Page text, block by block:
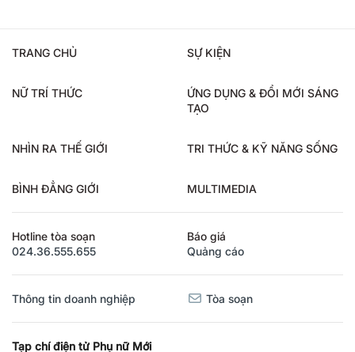
TRANG CHỦ SỰ KIỆN
NỮ TRÍ THỨC
ỨNG DỤNG & ĐỔI MỚI SÁNG
TẠO
NHÌN RA THẾ GIỚI TRI THỨC & KỸ NĂNG SỐNG
BÌNH ĐẲNG GIỚI MULTIMEDIA
Hotline tòa soạn
024.36.555.655
Báo giá
Quảng cáo
Thông tin doanh nghiệp Tòa soạn
Tạp chí điện tử Phụ nữ Mới